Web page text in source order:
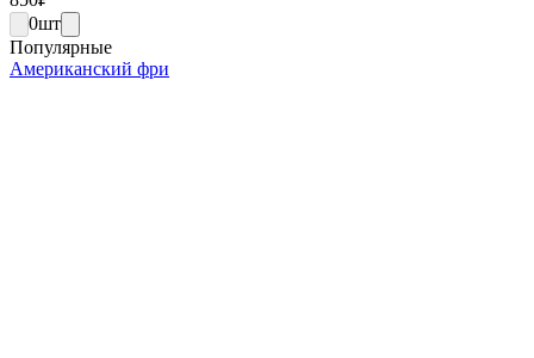
0шт
Популярные
Американский фри